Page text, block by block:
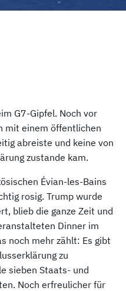
G7-Gipfel. Noch vor
mit einem öffentlichen
abreiste und keine von
zustande kam.
Évian-les-Bains
rosig. Trump wurde
blieb die ganze Zeit und
Dinner im
noch mehr zählt: Es gibt
zu
sieben Staats- und
Noch erfreulicher für